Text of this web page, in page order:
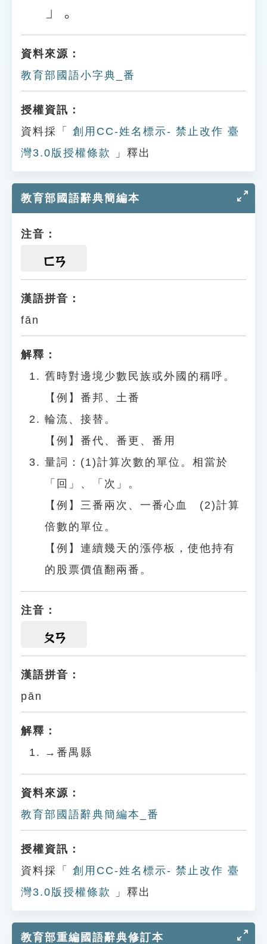
」。
資料來源：
教育部國語小字典_番
授權資訊：
資料採「
創用CC-姓名標示- 禁止改作 臺
灣3.0版授權條款
」釋出
教育部國語辭典簡編本
注音：
ㄈㄢ
漢語拼音：
fān
解釋：
舊時對邊境少數民族或外國的稱呼。
【例】番邦、土番
輪流、接替。
【例】番代、番更、番用
量詞：(1)計算次數的單位。相當於
「回」、「次」。
【例】三番兩次、一番心血 (2)計算
倍數的單位。
【例】連續幾天的漲停板，使他持有
的股票價值翻兩番。
注音：
ㄆㄢ
漢語拼音：
pān
解釋：
→番禺縣
資料來源：
教育部國語辭典簡編本_番
授權資訊：
資料採「
創用CC-姓名標示- 禁止改作 臺
灣3.0版授權條款
」釋出
教育部重編國語辭典修訂本